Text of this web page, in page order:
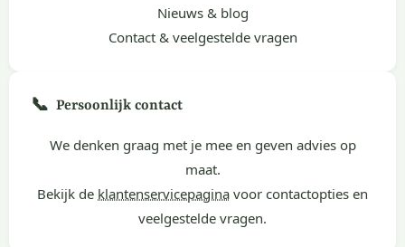
Nieuws & blog
Contact & veelgestelde vragen
📞 Persoonlijk contact
We denken graag met je mee en geven advies op
maat.
Bekijk de klantenservicepagina voor contactopties en
veelgestelde vragen.